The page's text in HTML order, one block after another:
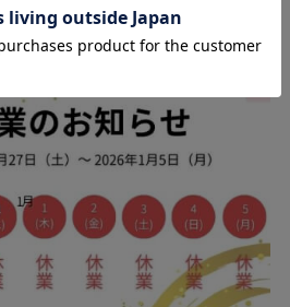
ストレッチで、長時間の着用でも快
計。
バツグン！ストレッチ性
ッフブログ